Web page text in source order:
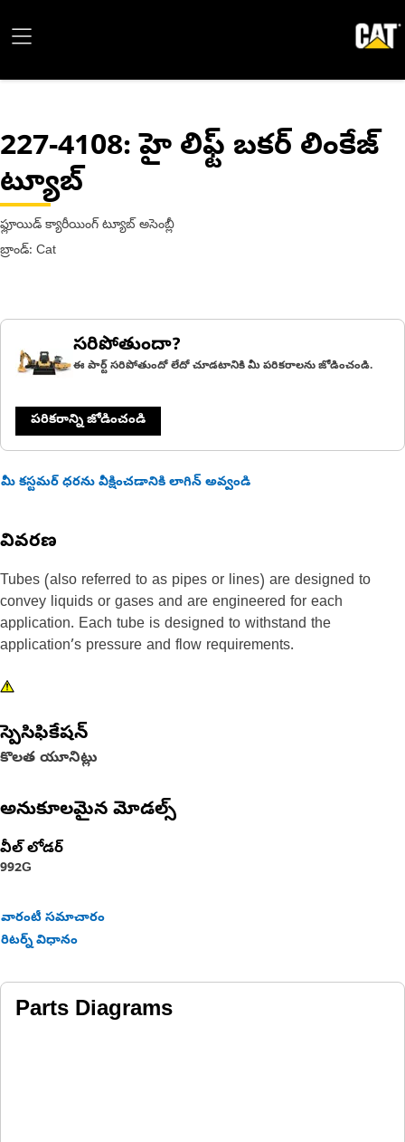
227-4108: హై లిఫ్ట్ బకర్ లింకేజ్
ట్యూబ్
ఫ్లూయిడ్ క్యారీయింగ్ ట్యూబ్ అసెంబ్లీ
బ్రాండ్: Cat
సరిపోతుందా?
ఈ పార్ట్ సరిపోతుందో లేదో చూడటానికి మీ పరికరాలను జోడించండి.
పరికరాన్ని జోడించండి
మీ కస్టమర్ ధరను వీక్షించడానికి లాగిన్ అవ్వండి
వివరణ
Tubes (also referred to as pipes or lines) are designed to
convey liquids or gases and are engineered for each
application. Each tube is designed to withstand the
application’s pressure and flow requirements.
స్పెసిఫికేషన్
కొలత యూనిట్లు
అనుకూలమైన మోడల్స్
వీల్ లోడర్
992G
వారంటీ సమాచారం
రిటర్న్ విధానం
Parts Diagrams